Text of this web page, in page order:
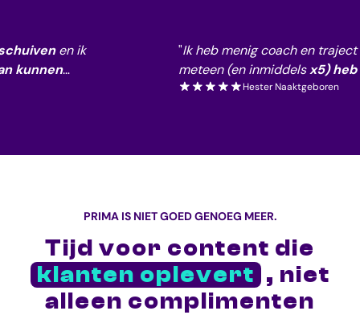
en ik
kunnen
Ik heb menig coach en traject
meteen (en inmiddelsx5) heb
Hester Naaktgeboren
PRIMA IS NIET GOED GENOEG MEER.
Tijd voor content die
klanten oplevert , niet
alleen complimenten